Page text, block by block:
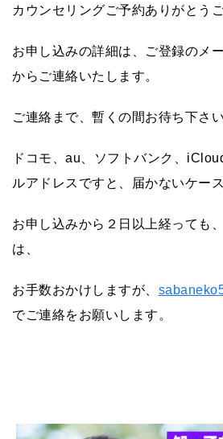
カウンセリングご予約ありがとう
お申し込みの詳細は、ご登録のメ
からご連絡いたします。
ご連絡まで、暫くの間お待ち下さい
ドコモ、au、ソフトバンク、
ルアドレスですと、届かないケー
お申し込みから２日以上経っても
は、
お手数おかけしますが、
でご連絡をお願いします。